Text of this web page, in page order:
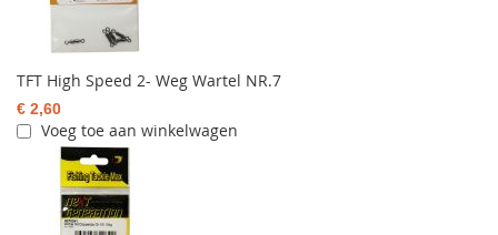
TFT High Speed 2- Weg Wartel NR.7
€ 2,60
Voeg toe aan winkelwagen